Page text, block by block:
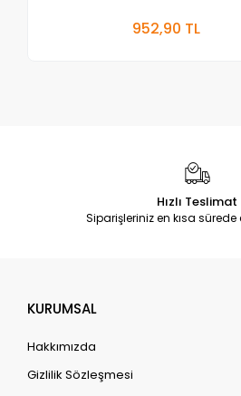
952,90 TL
Hızlı Teslimat
Siparişleriniz en kısa sürede
KURUMSAL
Hakkımızda
Gizlilik Sözleşmesi